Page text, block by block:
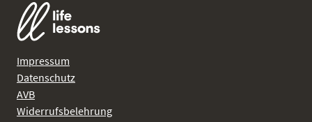
Impressum
Datenschutz
AVB
Widerrufsbelehrung